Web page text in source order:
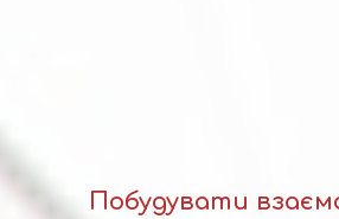
Побудувати